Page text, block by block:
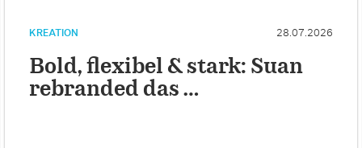
KREATION 28.07.2026
Bold, flexibel & stark: Suan
rebranded das …